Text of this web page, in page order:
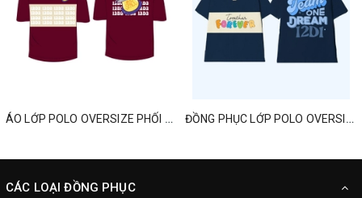
ÁO LỚP POLO OVERSIZE PHỐI MÀU MỚI NHẤT ĐỒNG PHỤC LỚP POLO OVERSIZED ONE TEAM ONE DREAM
CÁC LOẠI ĐỒNG PHỤC